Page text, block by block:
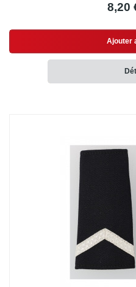
8,20
Ajouter